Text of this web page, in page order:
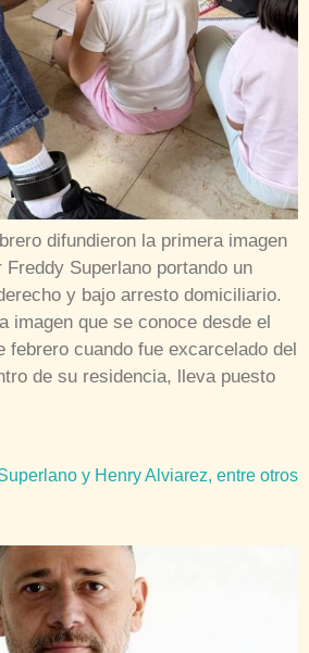
difundieron la primera imagen
Superlano portando un
y bajo arresto domiciliario.
imagen que se conoce desde el
febrero cuando fue excarcelado del
de su residencia, lleva puesto
y Henry Alviarez, entre otros